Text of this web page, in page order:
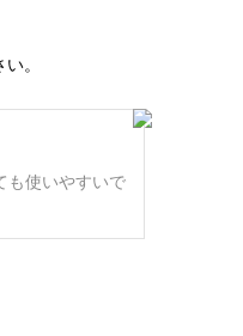
。
も使いやすいで